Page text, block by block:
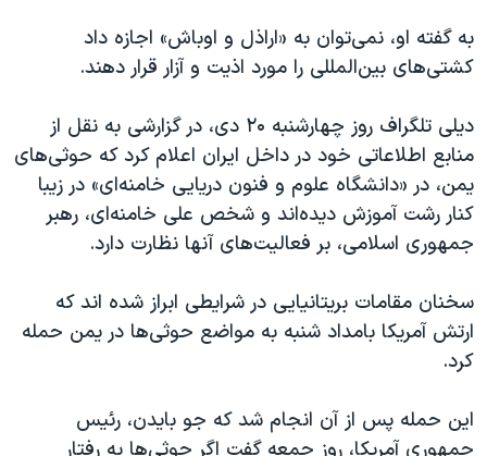
به گفته او، نمی‌توان به «اراذل و اوباش» اجازه داد
کشتی‌های بین‌المللی را مورد اذیت و آزار قرار دهند.
دیلی تلگراف روز چهارشنبه ۲۰ دی‌، در گزارشی به نقل از
منابع اطلاعاتی خود در داخل ایران اعلام کرد که حوثی‌های
یمن، در «دانشگاه علوم و فنون دریایی خامنه‌ای» در زیبا
کنار رشت آموزش دیده‌اند و شخص علی خامنه‌ای، رهبر
جمهوری اسلامی، بر فعالیت‌های آنها نظارت دارد.
سخنان مقامات بریتانیایی در شرایطی ابراز شده اند که
ارتش آمریکا بامداد شنبه به مواضع حوثی‌ها در یمن حمله
کرد.
این حمله پس از آن انجام شد که جو بایدن، رئیس